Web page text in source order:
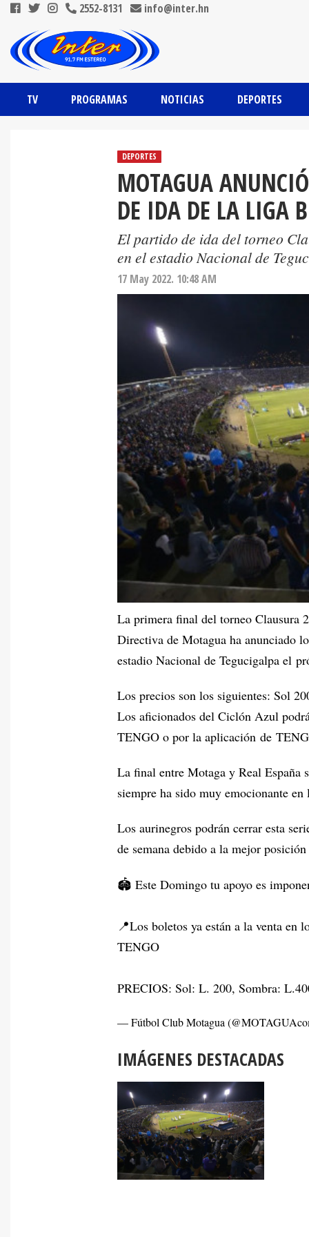
2552-8131 info@inter.hn
TV PROGRAMAS NOTICIAS DEPORTES
DEPORTES
MOTAGUA
DE IDA DE LA LIGA
El partido de ida del torneo
en el estadio Nacional de
17 May 2022. 10:48 AM
La primera final del torneo Clausura
Directiva de Motagua ha anunciado
estadio Nacional de Tegucigalpa el
Los precios son los siguientes: Sol
Los aficionados del Ciclón Azul
TENGO o por la aplicación de
La final entre Motaga y Real España
siempre ha sido muy emocionante
Los aurinegros podrán cerrar esta
de semana debido a la mejor
🏟 Este Domingo tu apoyo es
📍Los boletos ya están a la venta en
TENGO
PRECIOS: Sol: L. 200, Sombra:
— Fútbol Club Motagua
IMÁGENES DESTACADAS